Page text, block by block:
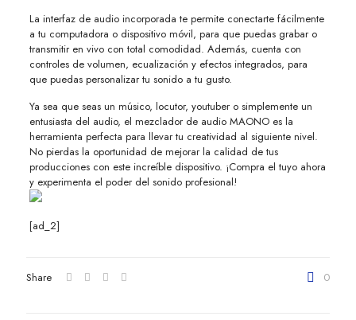
La interfaz de audio incorporada te permite conectarte fácilmente
a tu computadora o dispositivo móvil, para que puedas grabar o
transmitir en vivo con total comodidad. Además, cuenta con
controles de volumen, ecualización y efectos integrados, para
que puedas personalizar tu sonido a tu gusto.
Ya sea que seas un músico, locutor, youtuber o simplemente un
entusiasta del audio, el mezclador de audio MAONO es la
herramienta perfecta para llevar tu creatividad al siguiente nivel.
No pierdas la oportunidad de mejorar la calidad de tus
producciones con este increíble dispositivo. ¡Compra el tuyo ahora
y experimenta el poder del sonido profesional!
[ad_2]
Share 0